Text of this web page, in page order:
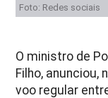
Foto: Redes sociais
O ministro de
Filho, anunciou,
voo regular